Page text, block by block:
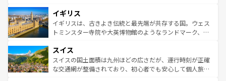
香り高いラベンダー畑など、多彩な楽しみ方が可能だ。さ
らに、パリ以外の地域にも魅力が溢れており、どの街角に
も豊かな歴史と文化が息づいている。パリ以外の個性あふ
を参照してほしい。
顔を持つこの国は、どこを歩いても飽きることがない。ベ
ルリンの文化的活気、バイエルン州のアルプスの絶景、そ
してライン川沿いのワイン畑といった風景は必見。ビール
は、お酒好きな人にはぜひ体験してほしい。 なお、新着の
ドイツ情報はコンテンツ一覧を参照してほしい。
イギリス
イギリスは、古きよき伝統と最先端が共存する国。ウェス
トミンスター寺院や大英博物館のようなランドマーク、歴
リアごとに異なる魅力がある。また、優雅なアフタヌーン
ティー、ビール好きにはたまらない英国パブ、サッカー観
戦など、本場だからこそできる体験も豊富。イギリスを旅
スイス
スイスの国土面積は九州ほどの広さだが、運行時刻が正確
な交通網が整備されており、初心者でも安心して個人旅行